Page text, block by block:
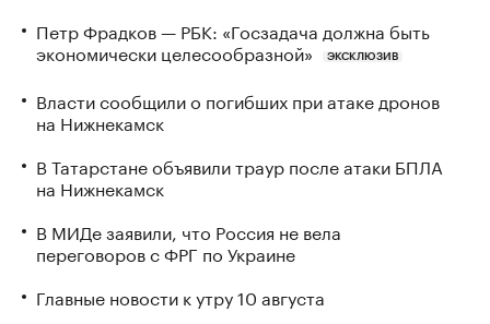
Петр Фрадков — РБК: «Госзадача должна быть
экономически целесообразной»
ЭКСКЛЮЗИВ
Власти сообщили о погибших при атаке дронов
на Нижнекамск
В Татарстане объявили траур после атаки БПЛА
на Нижнекамск
В МИДе заявили, что Россия не вела
переговоров с ФРГ по Украине
Главные новости к утру 10 августа